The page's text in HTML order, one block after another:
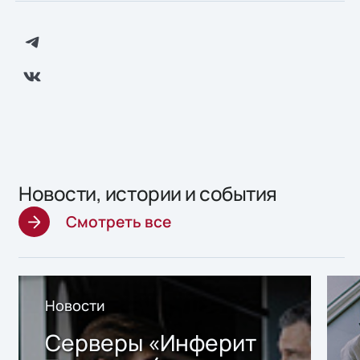
Новости, истории и события
Смотреть все
Новости
Серверы «Инферит